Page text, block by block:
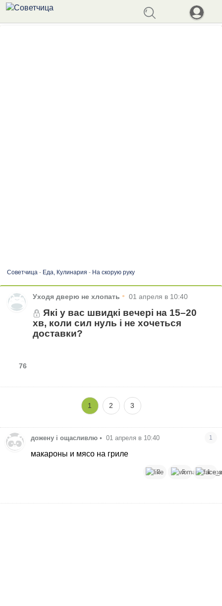
Советчица- Еда, Кулинария - На скорую руку
Уходя дверю не хлопать • 01 апреля в 10:40
Які у вас швидкі вечері на 15–20
хв, коли сил нуль і не хочеться
доставки?
76
1 2 3
дожену і ощасливлю • 01 апреля в 10:40 1
макароны и мясо на гриле
3 5 1